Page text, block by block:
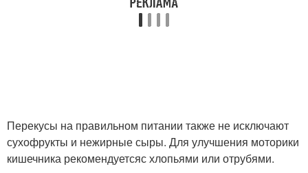
Перекусы на правильном питании также не исключают
сухофрукты и нежирные сыры. Для улучшения моторики
кишечника рекомендуетсяс хлопьями или отрубями.